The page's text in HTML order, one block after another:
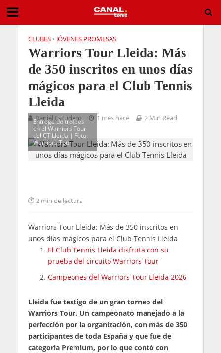
CLUBES • JÓVENES PROMESAS
Warriors Tour Lleida: Más
de 350 inscritos en unos días
mágicos para el Club Tennis
Lleida
Daniel Escudero 1 mes hace 2 Min Read
Entrega de trofeos
en el Warriors Tour
del CT Lleida | Foto:
Warriors Tour
2 min de lectura
Warriors Tour Lleida: Más de 350 inscritos en
unos días mágicos para el Club Tennis Lleida
El Club Tennis Lleida disfruta con su
prueba del circuito Warriors Tour
Campeones del Warriors Tour Lleida 2026
Lleida fue testigo de un gran torneo del
Warriors Tour. Un campeonato manejado a la
perfección por la organización, con más de 350
participantes de toda España y que fue de
categoría Premium, por lo que contó con